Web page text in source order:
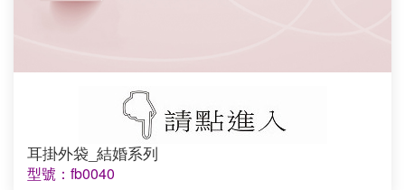
耳掛外袋_結婚系列
型號：fb0040